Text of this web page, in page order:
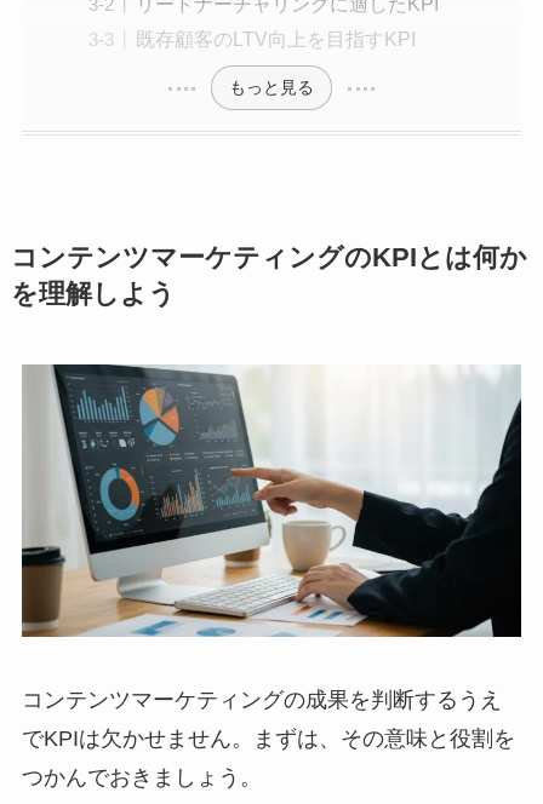
既存顧客のLTV向上を目指すKPI
もっと見る
コンテンツマーケティングのKPIとは何か
を理解しよう
コンテンツマーケティングの成果を判断するうえ
でKPIは欠かせません。まずは、その意味と役割を
つかんでおきましょう。